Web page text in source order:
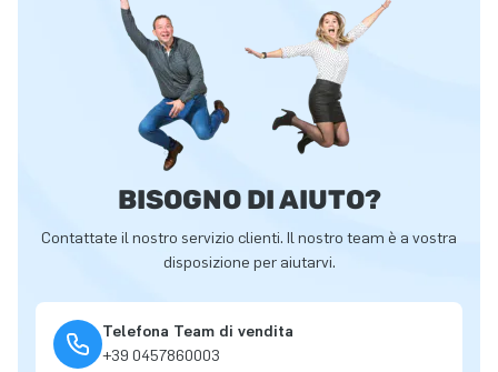
BISOGNO DI AIUTO?
Contattate il nostro servizio clienti. Il nostro team è a vostra
disposizione per aiutarvi.
Telefona Team di vendita
+39 0457860003